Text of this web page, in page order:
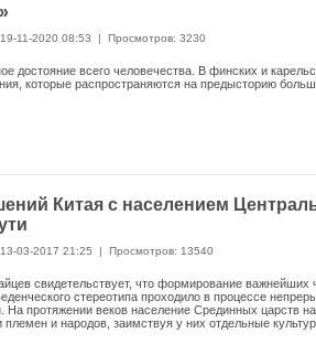
11-2020 08:53 | Просмотров: 3230
достояние всего человечества. В финских и
которые распространяются на предысторию
Китая с населением
03-2017 21:25 | Просмотров: 13540
свидетельствует, что фор­мирование важнейших
стереотипа проходило в про­цессе
На протяжении веков население Срединных царств
и народов, заимствуя у них отдельные